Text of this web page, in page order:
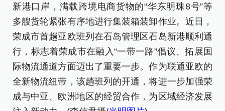
新港口岸，满载跨境电商货物的“华东明珠8号”等
多艘货轮紧张有序地进行集装箱装卸作业。近日，
荣成市首趟亚欧班列在石岛管理区石岛新港顺利通
行，标志着荣成市在融入“一带一路”倡议、拓展国
际物流通道方面迈出了重要一步。作为联通亚欧的
全新物流纽带，该趟班列的开通，将进一步加强荣
成与中亚、欧洲地区的经贸合作，为区域经济发展